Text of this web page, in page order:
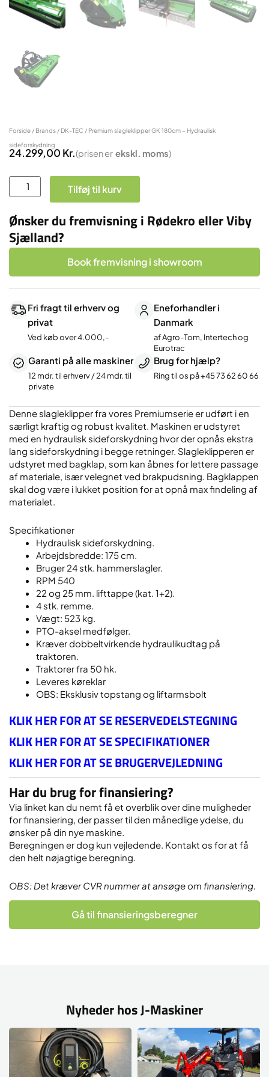
Forside / Brands / DK-TEC / Premium slagleklipper GK 180cm – Hydraulisk
sideforskydning
24.299,00Kr.(prisen er ekskl. moms)
Premium
slagleklipper
180cm
-
sideforskydning
Tilføj til kurv
Ønsker du fremvisning i Rødekro eller Viby
Sjælland?
Book fremvisning i showroom
Fri fragt til erhverv og
privat
Ved køb over 4.000,-
Eneforhandler i
Danmark
af Agro-Tom, Intertech og
Eurotrac
Garanti på alle maskiner
12 mdr. til erhverv / 24 mdr. til
private
Brug for hjælp?
Ring til os på+45 73 62 60 66
Denne slagleklipper fra vores Premiumserie er udført i en
særligt kraftig og robust kvalitet. Maskinen er udstyret
med en hydraulisk sideforskydning hvor der opnås ekstra
lang sideforskydning i begge retninger. Slagleklipperen er
udstyret med bagklap, som kan åbnes for lettere passage
af materiale, især velegnet ved brakpudsning. Bagklappen
skal dog være i lukket position for at opnå max findeling af
materialet.
Specifikationer
Hydraulisk sideforskydning.
Arbejdsbredde: 175 cm.
Bruger 24 stk. hammerslagler.
RPM 540
22 og 25 mm. lifttappe (kat. 1+2).
4 stk. remme.
Vægt: 523 kg.
PTO-aksel medfølger.
Kræver dobbeltvirkende hydraulikudtag på
traktoren.
Traktorer fra 50 hk.
Leveres køreklar
OBS: Eksklusiv topstang og liftarmsbolt
KLIK HER FOR AT SE RESERVEDELSTEGNING
KLIK HER FOR AT SE SPECIFIKATIONER
KLIK HER FOR AT SE BRUGERVEJLEDNING
Har du brug for finansiering?
Via linket kan du nemt få et overblik over dine muligheder
for finansiering, der passer til den månedlige ydelse, du
ønsker på din nye maskine.
Beregningen er dog kun vejledende. Kontakt os for at få
den helt nøjagtige beregning.
OBS: Det kræver CVR nummer at ansøge om finansiering.
Gå til finansieringsberegner
Nyheder hos J-Maskiner